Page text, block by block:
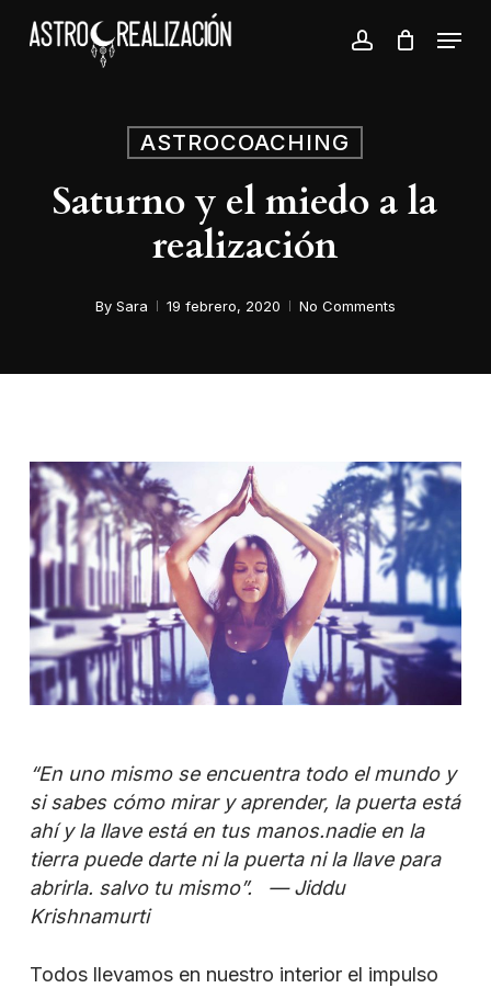
account
Menu
ASTROCOACHING
Saturno y el miedo a la
realización
By Sara 19 febrero, 2020 No Comments
“En uno mismo se encuentra todo el mundo y
si sabes cómo mirar y aprender, la puerta está
ahí y la llave está en tus manos.nadie en la
tierra puede darte ni la puerta ni la llave para
abrirla. salvo tu mismo”. —Jiddu
Krishnamurti
Todos llevamos en nuestro interior el impulso